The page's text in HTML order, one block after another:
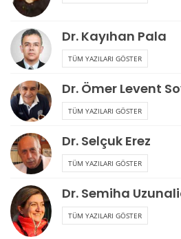
Dr. Kayıhan Pala
TÜM YAZILARI GÖSTER
Dr. Ömer Levent
TÜM YAZILARI GÖSTER
Dr. Selçuk Erez
TÜM YAZILARI GÖSTER
Dr. Semiha
TÜM YAZILARI GÖSTER